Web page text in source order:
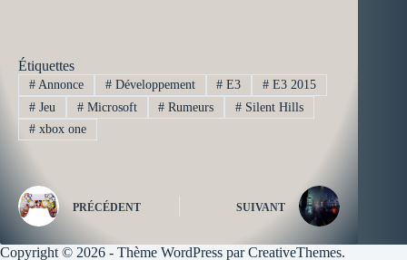
Étiquettes
#Annonce #Développement # E3 # E3 2015
#Jeu #Microsoft # Rumeurs # Silent Hills
#xbox one
PRÉCÉDENT SUIVANT
Copyright © 2026 - Thème WordPress parCreativeThemes.